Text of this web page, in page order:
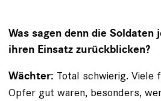
Was sagen denn die Soldaten
ihren Einsatz zurückblicken?
Wächter: Total schwierig. Viele
Opfer gut waren, besonders,